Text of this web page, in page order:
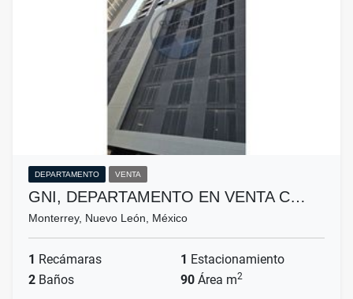
DEPARTAMENTO VENTA
GNI, DEPARTAMENTO EN VENTA C…
Monterrey, Nuevo León, México
1 Recámaras 1 Estacionamiento
2 Baños 90 Área m2